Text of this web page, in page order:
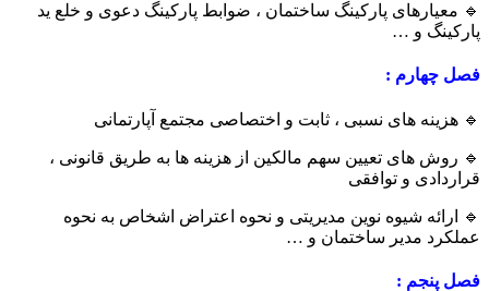
🔹 معیارهای پارکینگ ساختمان ، ضوابط پارکینگ دعوی و خلع ید
پارکینگ و …
فصل چهارم :
🔹 هزینه های نسبی ، ثابت و اختصاصی مجتمع آپارتمانی
🔹 روش های تعیین سهم مالکین از هزینه ها به طریق قانونی ،
قراردادی و توافقی
🔹 ارائه شیوه نوین مدیریتی و نحوه اعتراض اشخاص به نحوه
عملکرد مدیر ساختمان و …
فصل پنجم :